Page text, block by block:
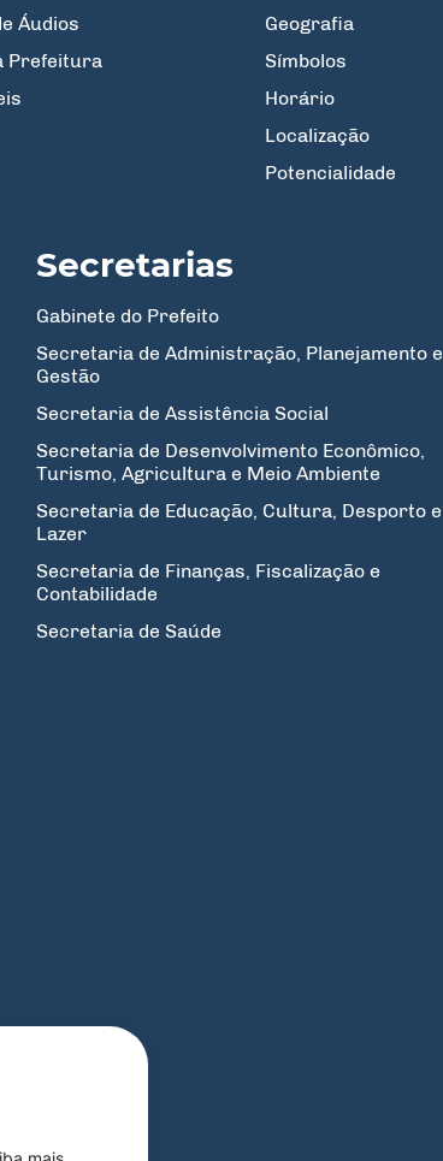
Áudios
Prefeitura
Geografia
Símbolos
Horário
Localização
Potencialidade
Secretarias
Gabinete do Prefeito
Secretaria de Administração, Planejamento e
Gestão
Secretaria de Assistência Social
Secretaria de Desenvolvimento Econômico,
Turismo, Agricultura e Meio Ambiente
Secretaria de Educação, Cultura, Desporto e
Lazer
Secretaria de Finanças, Fiscalização e
Contabilidade
Secretaria de Saúde